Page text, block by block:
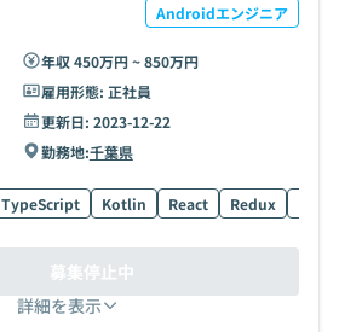
Androidエンジニア
年収 450万円 ~ 850万円
雇用形態: 正社員
更新日: 2023-12-22
勤務地:千葉県
TypeScript Kotlin React Redux
詳細を表示
募集停止中